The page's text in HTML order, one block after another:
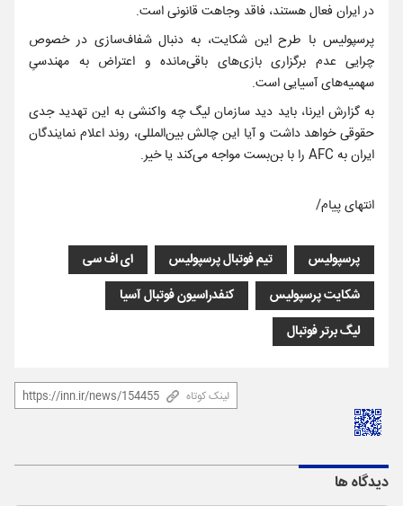
در ایران فعال هستند، فاقد وجاهت قانونی است.
پرسپولیس با طرح این شکایت، به دنبال شفاف‌سازی در خصوص
چرایی عدم برگزاری بازی‌های باقی‌مانده و اعتراض به مهندسیِ
سهمیه‌های آسیایی است.
به گزارش ایرنا، باید دید سازمان لیگ چه واکنشی به این تهدید جدی
حقوقی خواهد داشت و آیا این چالش بین‌المللی، روند اعلام نمایندگان
ایران به AFC را با بن‌بست مواجه می‌کند یا خیر.
انتهای پیام/
پرسپولیس تیم فوتبال پرسپولیس
ای اف سی
شکایت پرسپولیس
کنفدراسیون فوتبال آسیا
لیگ‌ برتر فوتبال
لینک کوتاه
دیدگاه ها